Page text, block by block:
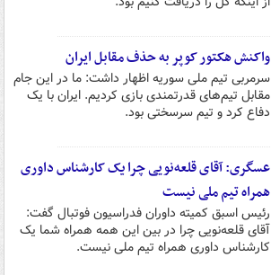
واکنش هکتور کوپر به حذف مقابل ایران
سرمربی تیم ملی سوریه اظهار داشت: ما در این جام
مقابل تیم‌های قدرتمندی بازی کردیم. ایران با یک
کرد و تیم سرسختی بود.
عسگری: آقای قلعه‌نویی چرا یک کارشناس داوری
همراه تیم ملی نیست
رئیس اسبق کمیته داوران فدراسیون فوتبال گفت:
آقای قلعه‌نویی چرا در بین این همه همراه شما یک
کارشناس داوری همراه تیم ملی نیست.